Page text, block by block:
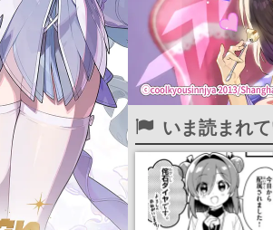
いま読まれ